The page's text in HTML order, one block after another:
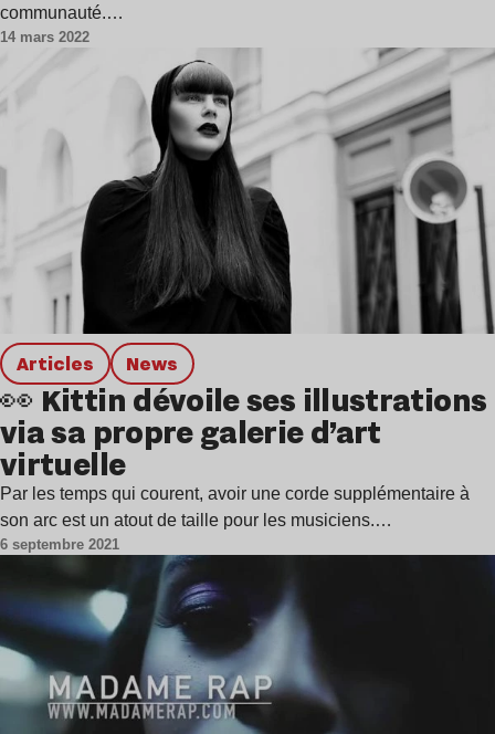
communauté.…
14 mars 2022
Articles news
👀 Kittin dévoile ses illustrations
via sa propre galerie d’art
virtuelle
Par les temps qui courent, avoir une corde supplémentaire à
son arc est un atout de taille pour les musiciens.…
6 septembre 2021